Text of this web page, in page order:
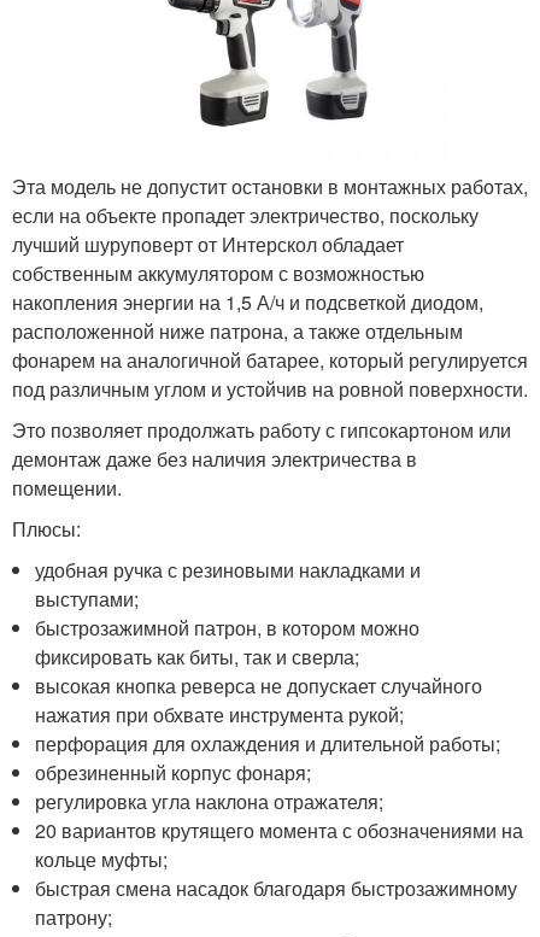
Эта модель не допустит остановки в монтажных работах,
если на объекте пропадет электричество, поскольку
лучший шуруповерт от Интерскол обладает
собственным аккумулятором с возможностью
накопления энергии на 1,5 А/ч и подсветкой диодом,
расположенной ниже патрона, а также отдельным
фонарем на аналогичной батарее, который регулируется
под различным углом и устойчив на ровной поверхности.
Это позволяет продолжать работу с гипсокартоном или
демонтаж даже без наличия электричества в
помещении.
Плюсы:
удобная ручка с резиновыми накладками и
выступами;
быстрозажимной патрон, в котором можно
фиксировать как биты, так и сверла;
высокая кнопка реверса не допускает случайного
нажатия при обхвате инструмента рукой;
перфорация для охлаждения и длительной работы;
обрезиненный корпус фонаря;
регулировка угла наклона отражателя;
20 вариантов крутящего момента с обозначениями на
кольце муфты;
быстрая смена насадок благодаря быстрозажимному
патрону;